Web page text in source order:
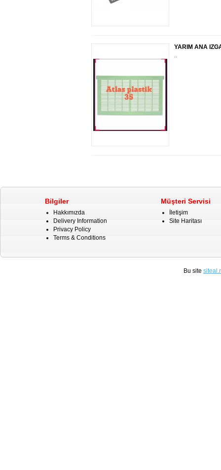
YARIM ANA
..
Bilgiler
Hakkımızda
Delivery Information
Privacy Policy
Terms & Conditions
Müşteri Servisi
İletişim
Site Haritası
Bu site